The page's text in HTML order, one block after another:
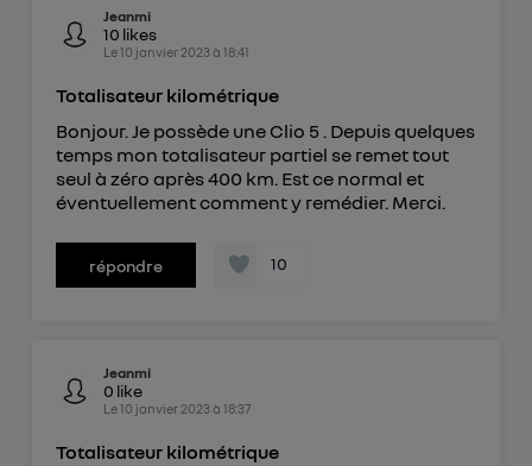
Jeanmi
10 likes
Le10 janvier 2023 à 18:41
Totalisateur kilométrique
Bonjour. Je possède une Clio 5 . Depuis quelques
temps mon totalisateur partiel se remet tout
seul à zéro après 400 km. Est ce normal et
éventuellement comment y remédier. Merci.
répondre 10
Jeanmi
0 like
Le10 janvier 2023 à 18:37
Totalisateur kilométrique
Pour plus d'informations, veuillez consulter
Politique d'information sur les données